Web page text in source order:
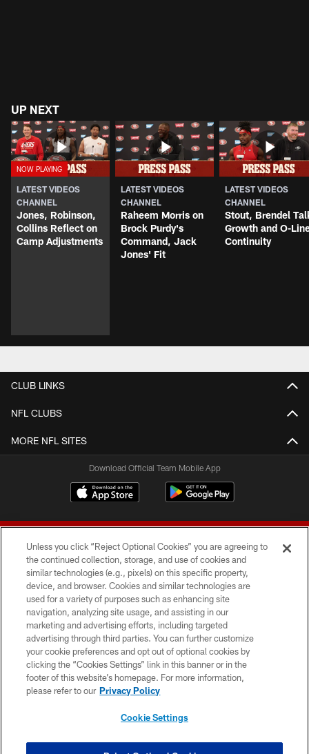
UP NEXT
LATEST VIDEOS
CHANNEL
Jones, Robinson,
Collins Reflect on
Camp Adjustments
LATEST VIDEOS
CHANNEL
Raheem Morris on
Brock Purdy's
Command, Jack
Jones' Fit
LATEST VIDEOS
CHANNEL
Stout, Brendel
Growth and O-
Continuity
CLUB LINKS
NFL CLUBS
MORE NFL SITES
Download Official Team Mobile App
© 2026 Forty Niners Football Company LLC
TERMS AND CONDITIONS
PRIVACY POLICY
ACCESSIBILITY
CONTACT US
Unless you click “Reject Optional Cookies” you are agreeing to
the continued collection, storage, and use of cookies and
similar technologies (e.g., pixels) on this specific property,
device, and browser. Cookies and similar technologies are
used for a variety of purposes such as enhancing site
navigation, analyzing site usage, and assisting in our
marketing and advertising efforts, including targeted
advertising through third parties. You can further customize
your cookie preferences and opt out of optional cookies by
clicking the “Cookies Settings” link in this banner or in the
footer of this website’s homepage. For more information,
please refer to our Privacy Policy
Cookie Settings